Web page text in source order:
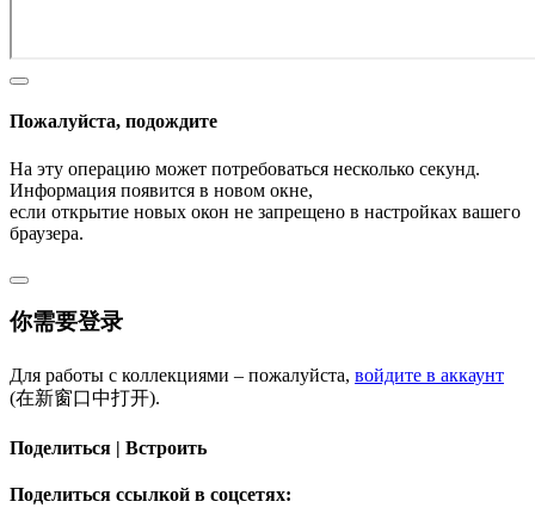
Пожалуйста, подождите
На эту операцию может потребоваться несколько секунд.
Информация появится в новом окне,
если открытие новых окон не запрещено в настройках вашего
браузера.
你需要登录
Для работы с коллекциями – пожалуйста, войдите в аккаунт
(在新窗口中打开).
Поделиться | Встроить
Поделиться ссылкой в соцсетях: